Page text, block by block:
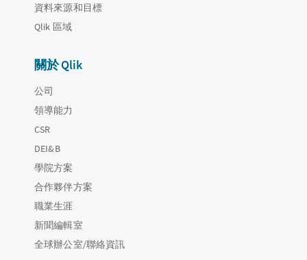
資料來源和目標
Qlik 區域
關於 Qlik
公司
領導能力
CSR
DEI&B
學院方案
合作夥伴方案
職業生涯
新聞編輯室
全球辦公室/聯絡資訊